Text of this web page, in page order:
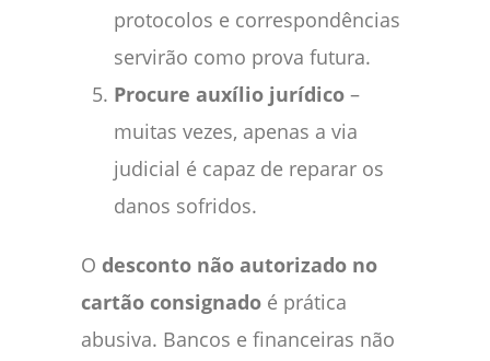
protocolos e correspondências
servirão como prova futura.
Procure auxílio jurídico –
muitas vezes, apenas a via
judicial é capaz de reparar os
danos sofridos.
O desconto não autorizado no
cartão consignado é prática
abusiva. Bancos e financeiras não